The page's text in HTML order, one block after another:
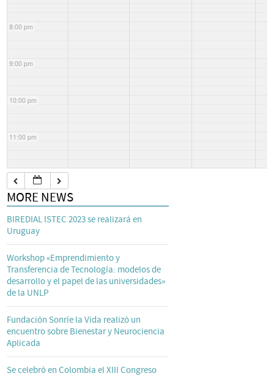
8:00 pm
9:00 pm
10:00 pm
11:00 pm
MORE NEWS
BIREDIAL ISTEC 2023 se realizará en
Uruguay
Workshop «Emprendimiento y
Transferencia de Tecnología: modelos de
desarrollo y el papel de las universidades»
de la UNLP
Fundación Sonríe la Vida realizó un
encuentro sobre Bienestar y Neurociencia
Aplicada
Se celebró en Colombia el XIII Congreso